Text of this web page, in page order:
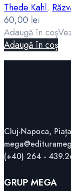
Thede Kahl,
60,00 lei
Adaugă în coș
Adaugă în coș
Cluj-Napoca,
(+40) 264 -
GRUP MEGA